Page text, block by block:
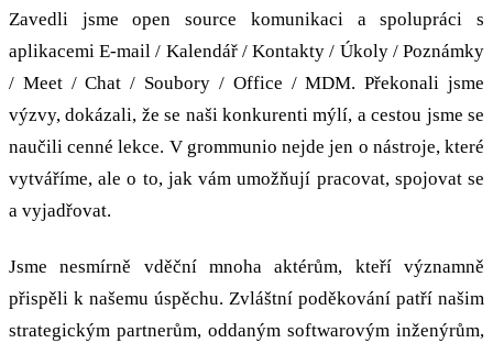
Zavedli jsme open source komunikaci a spolupráci s
aplikacemi E-mail / Kalendář / Kontakty / Úkoly / Poznámky
/ Meet / Chat / Soubory / Office / MDM. Překonali jsme
výzvy, dokázali, že se naši konkurenti mýlí, a cestou jsme se
naučili cenné lekce. V grommunio nejde jen o nástroje, které
vytváříme, ale o to, jak vám umožňují pracovat, spojovat se
a vyjadřovat.
Jsme nesmírně vděční mnoha aktérům, kteří významně
přispěli k našemu úspěchu. Zvláštní poděkování patří našim
strategickým partnerům, oddaným softwarovým inženýrům,